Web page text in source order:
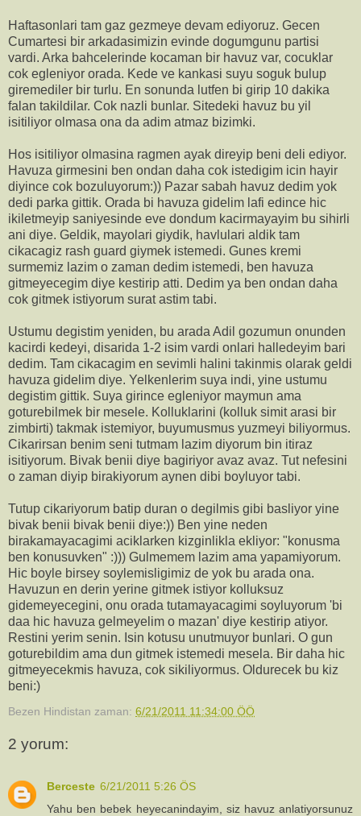
Haftasonlari tam gaz gezmeye devam ediyoruz. Gecen
Cumartesi bir arkadasimizin evinde dogumgunu partisi
vardi. Arka bahcelerinde kocaman bir havuz var, cocuklar
cok egleniyor orada. Kede ve kankasi suyu soguk bulup
giremediler bir turlu. En sonunda lutfen bi girip 10 dakika
falan takildilar. Cok nazli bunlar. Sitedeki havuz bu yil
isitiliyor olmasa ona da adim atmaz bizimki.
Hos isitiliyor olmasina ragmen ayak direyip beni deli ediyor.
Havuza girmesini ben ondan daha cok istedigim icin hayir
diyince cok bozuluyorum:)) Pazar sabah havuz dedim yok
dedi parka gittik. Orada bi havuza gidelim lafi edince hic
ikiletmeyip saniyesinde eve dondum kacirmayayim bu sihirli
ani diye. Geldik, mayolari giydik, havlulari aldik tam
cikacagiz rash guard giymek istemedi. Gunes kremi
surmemiz lazim o zaman dedim istemedi, ben havuza
gitmeyecegim diye kestirip atti. Dedim ya ben ondan daha
cok gitmek istiyorum surat astim tabi.
Ustumu degistim yeniden, bu arada Adil gozumun onunden
kacirdi kedeyi, disarida 1-2 isim vardi onlari halledeyim bari
dedim. Tam cikacagim en sevimli halini takinmis olarak geldi
havuza gidelim diye. Yelkenlerim suya indi, yine ustumu
degistim gittik. Suya girince egleniyor maymun ama
goturebilmek bir mesele. Kolluklarini (kolluk simit arasi bir
zimbirti) takmak istemiyor, buyumusmus yuzmeyi biliyormus.
Cikarirsan benim seni tutmam lazim diyorum bin itiraz
isitiyorum. Bivak benii diye bagiriyor avaz avaz. Tut nefesini
o zaman diyip birakiyorum aynen dibi boyluyor tabi.
Tutup cikariyorum batip duran o degilmis gibi basliyor yine
bivak benii bivak benii diye:)) Ben yine neden
birakamayacagimi aciklarken kizginlikla ekliyor: "konusma
ben konusuvken" :))) Gulmemem lazim ama yapamiyorum.
Hic boyle birsey soylemisligimiz de yok bu arada ona.
Havuzun en derin yerine gitmek istiyor kolluksuz
gidemeyecegini, onu orada tutamayacagimi soyluyorum 'bi
daa hic havuza gelmeyelim o mazan' diye kestirip atiyor.
Restini yerim senin. Isin kotusu unutmuyor bunlari. O gun
goturebildim ama dun gitmek istemedi mesela. Bir daha hic
gitmeyecekmis havuza, cok sikiliyormus. Oldurecek bu kiz
beni:)
Bezen Hindistan zaman: 6/21/2011 11:34:00 ÖÖ
2 yorum:
Berceste 6/21/2011 5:26 ÖS
Yahu ben bebek heyecanindayim, siz havuz anlatiyorsunuz